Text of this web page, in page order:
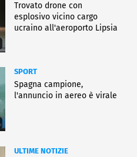
Trovato drone con
esplosivo vicino cargo
ucraino all'aeroporto Lipsia
SPORT
Spagna campione,
l'annuncio in aereo è virale
ULTIME NOTIZIE